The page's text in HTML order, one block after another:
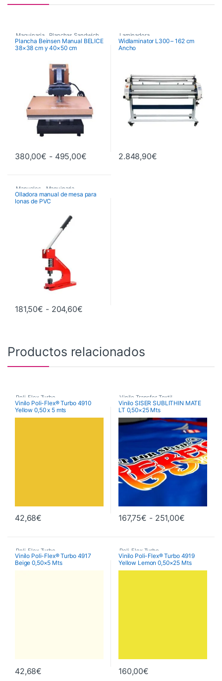
Maquinaria Planchas Sandwich
Planchas Térmicas
Plancha Beinsen Manual BELICE
38×38 cm y 40×50 cm
380,00€ - 495,00€Rango de precios: desde 380,00€
Este producto tiene múltiples variantes. Las opciones se
Laminadora
Widlaminator L300 – 162 cm
Ancho
2.848,90€
Manuales Maquinaria
Maquinaria de Acabados
Olladora manual de mesa para
lonas de PVC
181,50€ - 204,60€Rango de precios: desde 181,50€
Este producto tiene múltiples variantes. Las opciones se
Productos relacionados
Poli-Flex Turbo
Vinilo Transfer Textil
Vinilo Poli-Flex® Turbo 4910
Yellow 0,50 x 5 mts
42,68€
Vinilo Transfer Textil
Vinilo Transfer Textil Imprimible
Vinilo SISER SUBLITHIN MATE
LT 0,50×25 Mts
167,75€ - 251,00€Rango
Este producto tiene múltiples
Poli-Flex Turbo
Vinilo Transfer Textil
Vinilo Poli-Flex® Turbo 4917
Beige 0,50×5 Mts
42,68€
Poli-Flex Turbo
Vinilo Transfer Textil
Vinilo Poli-Flex® Turbo 4919
Yellow Lemon 0,50×25 Mts
160,00€